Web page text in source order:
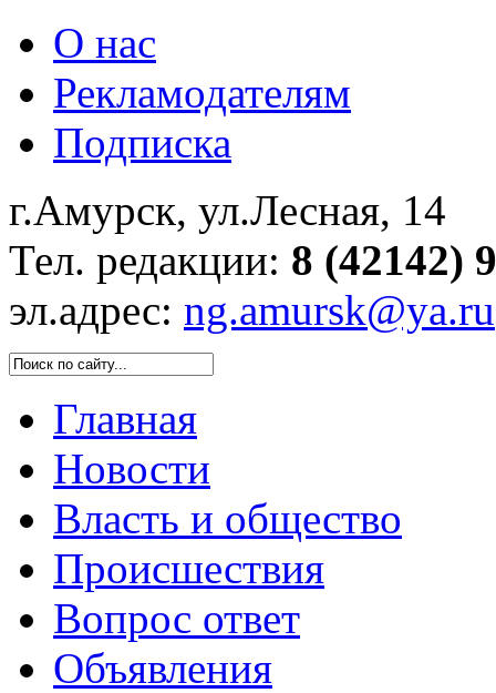
О нас
Рекламодателям
Подписка
г.Амурск, ул.Лесная, 14
Тел. редакции: 8 (42142)
эл.адрес: ng.amursk@ya.ru
Главная
Новости
Власть и общество
Происшествия
Вопрос ответ
Объявления